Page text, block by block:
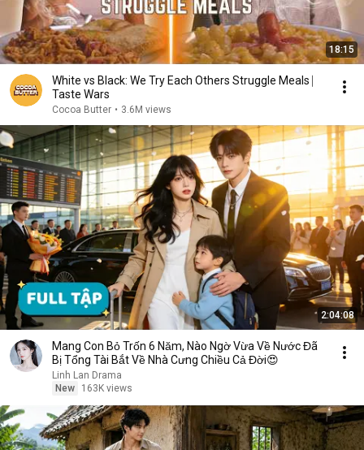
18:15
White vs Black: We Try Each Others Struggle Meals ⎸
Taste Wars
Cocoa Butter • 3.6M views
2:04:08
Mang Con Bỏ Trốn 6 Năm, Nào Ngờ Vừa Về Nước Đã
Bị Tổng Tài Bắt Về Nhà Cưng Chiều Cả Đời😍
Linh Lan Drama
New
163K views